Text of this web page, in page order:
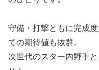
守備・打撃ともに完成
ての期待値も抜群。
次世代のスター内野手